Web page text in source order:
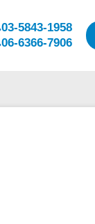
03-5843-1958
06-6366-7906